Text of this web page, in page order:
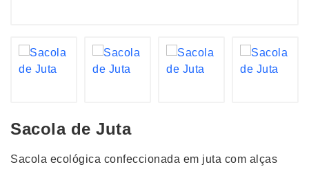
Sacola de Juta
Sacola ecológica confeccionada em juta com alças